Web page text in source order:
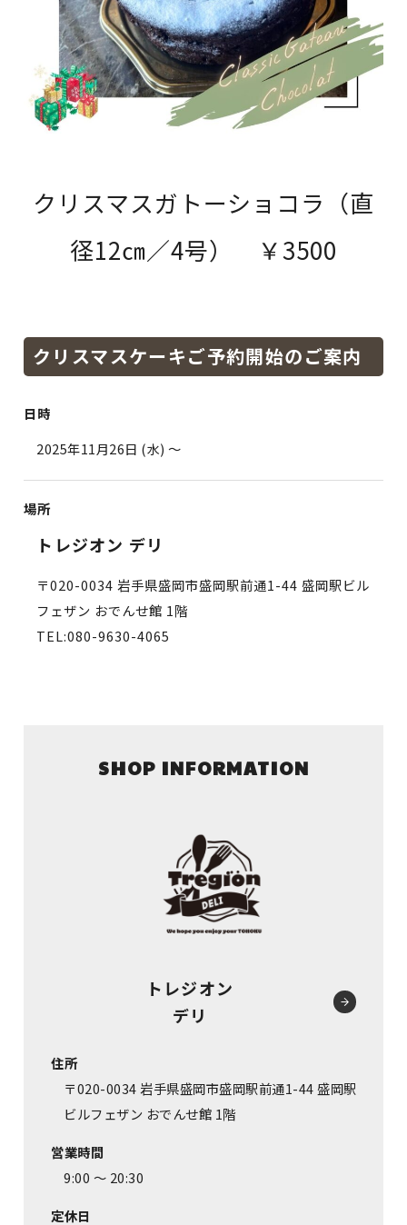
クリスマスガトーショコラ（直
径12㎝／4号） ￥3500
クリスマスケーキご予約開始のご案内
日時
2025年11月26日 (水)〜
場所
トレジオン デリ
〒020-0034 岩手県盛岡市盛岡駅前通1-44 盛岡駅ビル
フェザン おでんせ館 1階
TEL:080-9630-4065
SHOP INFORMATION
トレジオン
デリ
住所
〒020-0034 岩手県盛岡市盛岡駅前通1-44 盛岡駅
ビルフェザン おでんせ館 1階
営業時間
9:00 ～ 20:30
定休日